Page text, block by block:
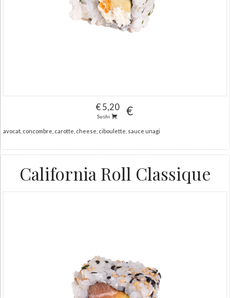
€ 5,20
Sushi €
avocat, concombre, carotte, cheese, ciboulette, sauce unagi
California Roll Classique